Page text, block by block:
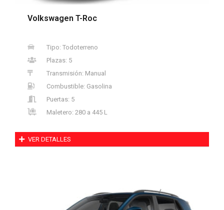
Volkswagen T-Roc
Tipo: Todoterreno
Plazas: 5
Transmisión: Manual
Combustible: Gasolina
Puertas: 5
Maletero: 280 a 445 L
VER DETALLES